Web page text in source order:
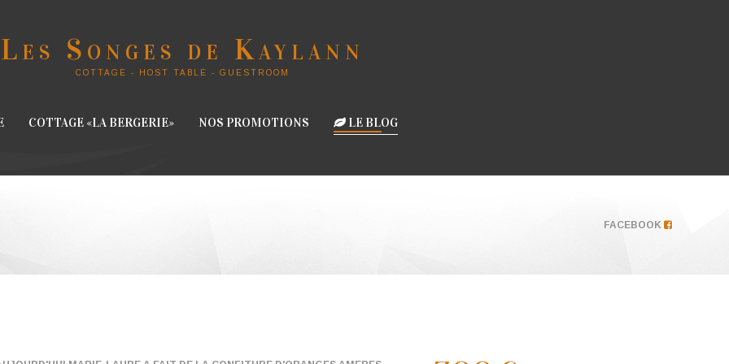
Les Songes de Kaylann
COTTAGE - HOST TABLE - GUESTROOM
COTTAGE «LA BERGERIE» NOS PROMOTIONS LE BLOG
FACEBOOK